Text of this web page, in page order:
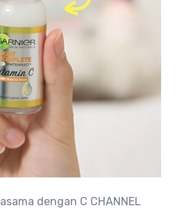
dengan C CHANNEL